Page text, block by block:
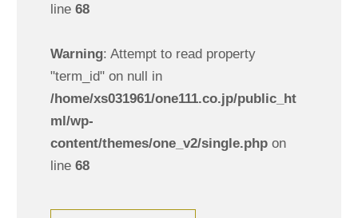
line 68
Warning: Attempt to read property
"term_id" on null in
/home/xs031961/one111.co.jp/public_ht
ml/wp-
content/themes/one_v2/single.phpon
line 68